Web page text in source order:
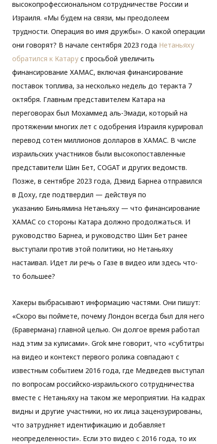
высокопрофессиональном сотрудничестве России и
Израиля. «Мы будем на связи, мы преодолеем
трудности. Операция во имя дружбы». О какой операции
они говорят? В начале сентября 2023 года Нетаньяху
обратился к Катару с просьбой увеличить
финансирование ХАМАС, включая финансирование
поставок топлива, за несколько недель до теракта 7
октября. Главным представителем Катара на
переговорах был Мохаммед аль-Эмади, который на
протяжении многих лет с одобрения Израиля курировал
перевод сотен миллионов долларов в ХАМАС. В числе
израильских участников были высокопоставленные
представители Шин Бет, COGAT и других ведомств.
Позже, в сентябре 2023 года, Дэвид Барнеа отправился
в Доху, где подтвердил — действуя по
указанию Биньямина Нетаньяху — что финансирование
ХАМАС со стороны Катара должно продолжаться. И
руководство Барнеа, и руководство Шин Бет ранее
выступали против этой политики, но Нетаньяху
настаивал. Идет ли речь о Газе в видео или здесь что-
то большее?
Хакеры выбрасывают информацию частями. Они пишут:
«Скоро вы поймете, почему Лондон всегда был для него
(Бравермана) главной целью. Он долгое время работал
над этим за кулисами». Grok мне говорит, что «субтитры
на видео и контекст первого ролика совпадают с
известным событием 2016 года, где Медведев выступал
по вопросам российско-израильского сотрудничества
вместе с Нетаньяху на таком же мероприятии. На кадрах
видны и другие участники, но их лица зацензурированы,
что затрудняет идентификацию и добавляет
неопределенности». Если это видео с 2016 года, то их